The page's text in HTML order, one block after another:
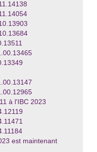
à l'IBC 2023
est maintenant